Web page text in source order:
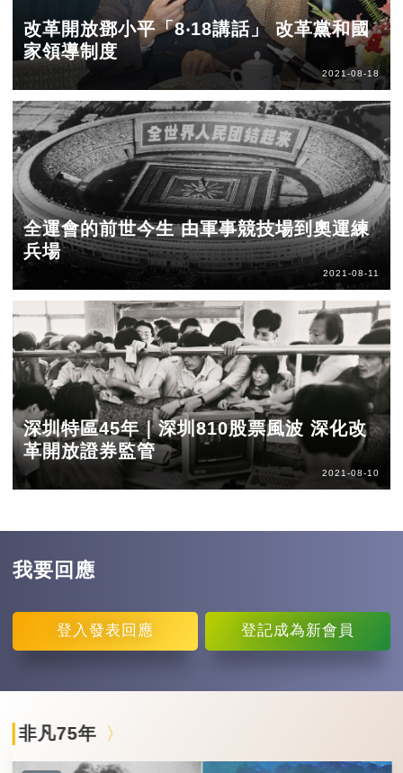
改革開放鄧小平「8‧18講話」 改革黨和國
家領導制度
2021-08-18
全運會的前世今生 由軍事競技場到奧運練
兵場
2021-08-11
深圳特區45年｜深圳810股票風波 深化改
革開放證券監管
2021-08-10
我要回應
登入 發表回應 登記成為新會員
非凡75年